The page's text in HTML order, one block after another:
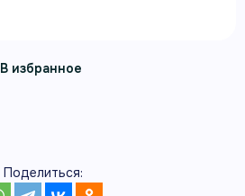
В избранное
Поделиться: